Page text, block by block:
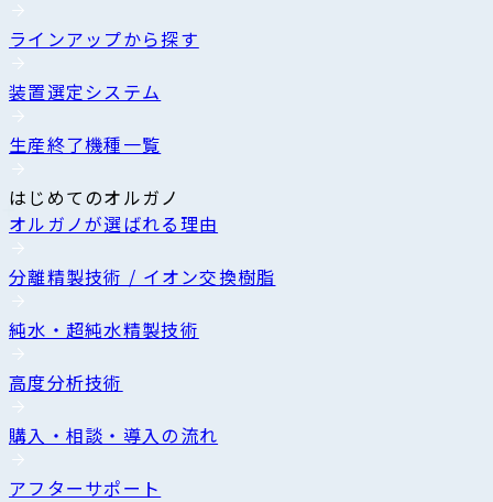
ラインアップから探す
装置選定システム
生産終了機種一覧
はじめてのオルガノ
オルガノが選ばれる理由
分離精製技術 / イオン交換樹脂
純水・超純水精製技術
高度分析技術
購入・相談・導入の流れ
アフターサポート